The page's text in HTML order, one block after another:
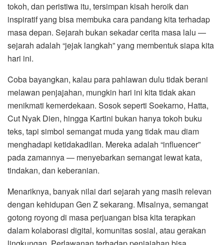
tokoh, dan peristiwa itu, tersimpan kisah heroik dan
inspiratif yang bisa membuka cara pandang kita terhadap
masa depan. Sejarah bukan sekadar cerita masa lalu —
sejarah adalah “jejak langkah” yang membentuk siapa kita
hari ini.
Coba bayangkan, kalau para pahlawan dulu tidak berani
melawan penjajahan, mungkin hari ini kita tidak akan
menikmati kemerdekaan. Sosok seperti Soekarno, Hatta,
Cut Nyak Dien, hingga Kartini bukan hanya tokoh buku
teks, tapi simbol semangat muda yang tidak mau diam
menghadapi ketidakadilan. Mereka adalah “influencer”
pada zamannya — menyebarkan semangat lewat kata,
tindakan, dan keberanian.
Menariknya, banyak nilai dari sejarah yang masih relevan
dengan kehidupan Gen Z sekarang. Misalnya, semangat
gotong royong di masa perjuangan bisa kita terapkan
dalam kolaborasi digital, komunitas sosial, atau gerakan